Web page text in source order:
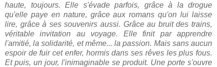
haute, toujours. Elle s'évade parfois, grâce à la drogue
qu'elle paye en nature, grâce aux romans qu'on lui laisse
lire, grâce à ses souvenirs aussi. Grâce au bruit des trains,
véritable invitation au voyage. Elle finit par apprendre
l'amitié, la solidarité, et même... la passion. Mais sans aucun
espoir de fuir cet enfer, hormis dans ses rêves les plus fous.
Et puis, un jour, l'inimaginable se produit. Une porte s'ouvre